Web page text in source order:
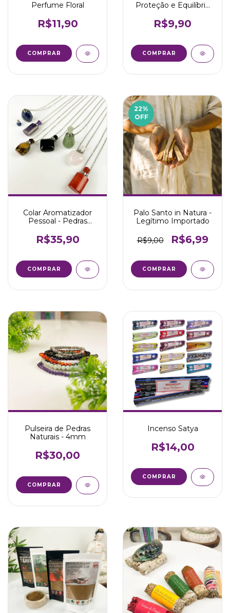
Perfume Floral
R$11,90
COMPRAR
Proteção e Equilíbrio
R$9,90
COMPRAR
Colar Aromatizador
Pessoal - Pedras
R$35,90
COMPRAR
22%
OFF
Palo Santo in Natura -
Legítimo Importado
R$9,00 R$6,99
COMPRAR
Pulseira de Pedras
Naturais - 4mm
R$30,00
COMPRAR
Incenso Satya
R$14,00
COMPRAR